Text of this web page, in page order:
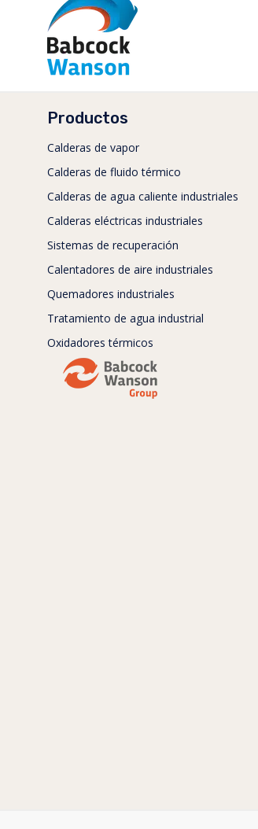
Productos
Calderas de vapor
Calderas de fluido térmico
Calderas de agua caliente industriales
Calderas eléctricas industriales
Sistemas de recuperación
Calentadores de aire industriales
Quemadores industriales
Tratamiento de agua industrial
Oxidadores térmicos